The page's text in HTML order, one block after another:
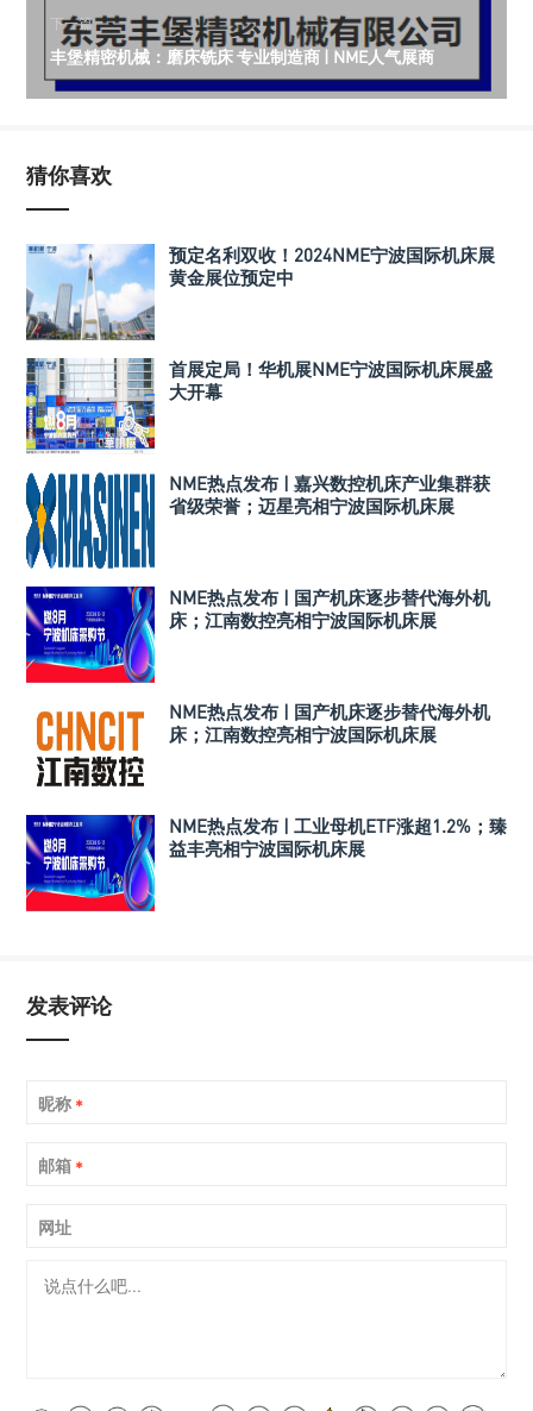
下一篇
丰堡精密机械：磨床铣床 专业制造商 | NME人气展商
猜你喜欢
预定名利双收！2024NME宁波国际机床展
黄金展位预定中
首展定局！华机展NME宁波国际机床展盛
大开幕
NME热点发布 | 嘉兴数控机床产业集群获
省级荣誉；迈星亮相宁波国际机床展
NME热点发布 | 国产机床逐步替代海外机
床；江南数控亮相宁波国际机床展
NME热点发布 | 国产机床逐步替代海外机
床；江南数控亮相宁波国际机床展
NME热点发布 | 工业母机ETF涨超1.2%；臻
益丰亮相宁波国际机床展
发表评论
昵称 *
邮箱 *
网址